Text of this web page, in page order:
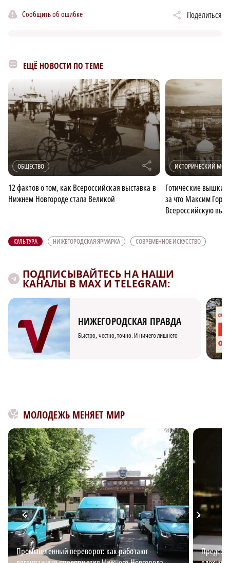
Сообщить об ошибке Поделиться
ЕЩЁ НОВОСТИ ПО ТЕМЕ
ОБЩЕСТВО r
12 фактов о том, как Всероссийская выставка в
Нижнем Новгороде стала Великой
ИСТОРИЧЕСКИЙ
Готические вышки
за что Максим
Всероссийскую
КУЛЬТУРА НИЖЕГОРОДСКАЯ ЯРМАРКА СОВРЕМЕННОЕ ИСКУССТВО
ПОДПИСЫВАЙТЕСЬ НА НАШИ
КАНАЛЫ В MAX И TELEGRAM:
НИЖЕГОРОДСКАЯ ПРАВДА
Быстро, честно, точно. И ничего лишнего
МОЛОДЕЖЬ МЕНЯЕТ МИР
Промышленный переворот: как работают